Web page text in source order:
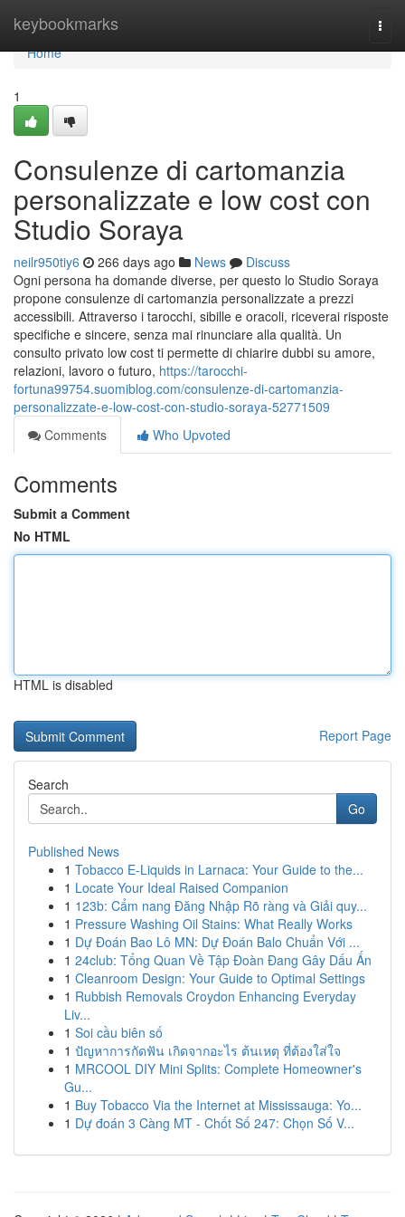
keybookmarks
Home
Home
1
Consulenze di cartomanzia
personalizzate e low cost con
Studio Soraya
neilr950tiy6 266 days ago News
Discuss
Ogni persona ha domande diverse, per questo lo Studio Soraya
propone consulenze di cartomanzia personalizzate a prezzi
accessibili. Attraverso i tarocchi, sibille e oracoli, riceverai risposte
specifiche e sincere, senza mai rinunciare alla qualità. Un
consulto privato low cost ti permette di chiarire dubbi su amore,
relazioni, lavoro o futuro, https://tarocchi-
fortuna99754.suomiblog.com/consulenze-di-cartomanzia-
personalizzate-e-low-cost-con-studio-soraya-52771509
Comments
Who Upvoted
Comments
Submit a Comment
No HTML
HTML is disabled
Report Page
Search
Go
Published News
1 Tobacco E-Liquids in Larnaca: Your Guide to the...
1 Locate Your Ideal Raised Companion
1 123b: Cẩm nang Đăng Nhập Rõ ràng và Giải quy...
1 Pressure Washing Oil Stains: What Really Works
1 Dự Đoán Bao Lô MN: Dự Đoán Balo Chuẩn Với ...
1 24club: Tổng Quan Về Tập Đoàn Đang Gây Dấu Ấn
1 Cleanroom Design: Your Guide to Optimal Settings
1 Rubbish Removals Croydon Enhancing Everyday
Liv...
1 Soi cầu biên số
1 ปัญหาการกัดฟัน เกิดจากอะไร ต้นเหตุ ที่ต้องใส่ใจ
1 MRCOOL DIY Mini Splits: Complete Homeowner's
Gu...
1 Buy Tobacco Via the Internet at Mississauga: Yo...
1 Dự đoán 3 Càng MT - Chốt Số 247: Chọn Số V...